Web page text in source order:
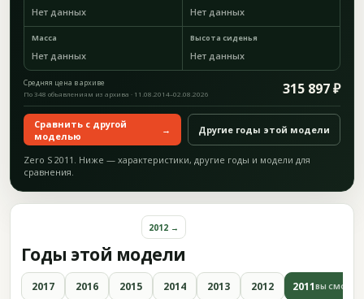
Нет данных Нет данных
Масса
Нет данных
Высота сиденья
Нет данных
Средняя цена в архиве 315 897 ₽
По 348 объявлениям из архива · 11.08.2014–02.08.2026
Сравнить с другой
моделью
→ Другие годы этой модели
Zero S 2011. Ниже — характеристики, другие годы и модели для
сравнения.
Годы этой модели
2012 →
2017 2016 2015 2014 2013 2012 2011ВЫ